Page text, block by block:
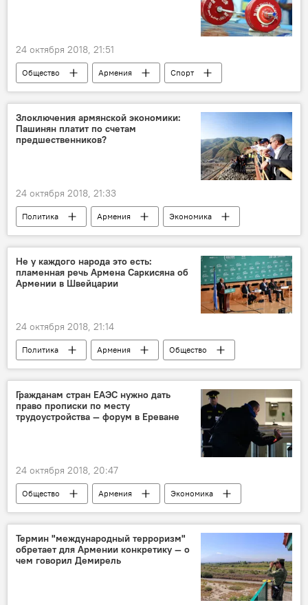
24 октября 2018, 21:51
Общество Армения
Спорт
Россия
В мире
Польша
тяжелая атлетика
Чемпионат Европы
Злоключения армянской экономики:
Пашинян платит по счетам
предшественников?
24 октября 2018, 21:33
Политика Армения
Экономика
Пашинян Никол
Новости Армения
"Лидиан Армения" и Амулсар: споры вокруг разработки месторождения
Не у каждого народа это есть:
пламенная речь Армена Саркисяна об
Армении в Швейцарии
24 октября 2018, 21:14
Политика Армения
Общество
Экономика
Новости Армения
Армен Саркисян
президент
Конференция
Гражданам стран ЕАЭС нужно дать
право прописки по месту
трудоустройства — форум в Ереване
24 октября 2018, 20:47
Общество Армения
Экономика
ЕАЭС
трудовые мигранты форум
Термин "международный терроризм"
обретает для Армении конкретику — о
чем говорил Демирель